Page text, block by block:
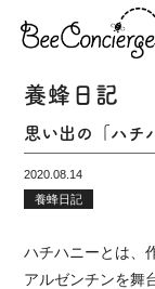
養蜂日記
思い出の「ハチ
2020.08.14
養蜂日記
ハチハニーとは、
アルゼンチンを舞